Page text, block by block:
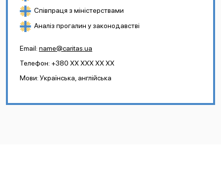
Співпраця з міністерствами
Аналіз прогалин у законодавстві
Email: name@caritas.ua
Телефон: +380 XX XXX XX XX
Мови: Українська, англійська